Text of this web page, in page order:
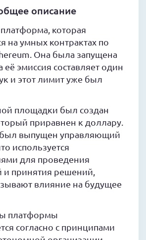
описание
которая
на умных контрактах по
Она была запущена
её эмиссия составляет один
и этот лимит уже был
площадки был создан
приравнен к доллару.
выпущен управляющий
используется
для проведения
и принятия решений,
влияние на будущее
платформы
согласно с принципами